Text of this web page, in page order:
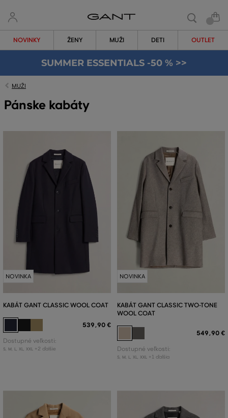
NOVINKY ŽENY MUŽI DETI OUTLET
SUMMER ESSENTIALS -50 % >>
MUŽI
Pánske kabáty
NOVINKA
KABÁT GANT CLASSIC WOOL COAT
539,90 €
Dostupné veľkosti:
S, M L XL XXL +2 ďalšie
NOVINKA
KABÁT GANT CLASSIC TWO-TONE
WOOL COAT
549,90 €
Dostupné veľkosti:
S, M L XL XXL +1 ďalšia